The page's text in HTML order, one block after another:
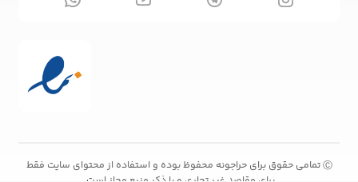
Ⓒتمامی حقوق برای حراجونه محفوظ بوده و استفاده از محتوای سایت فقط